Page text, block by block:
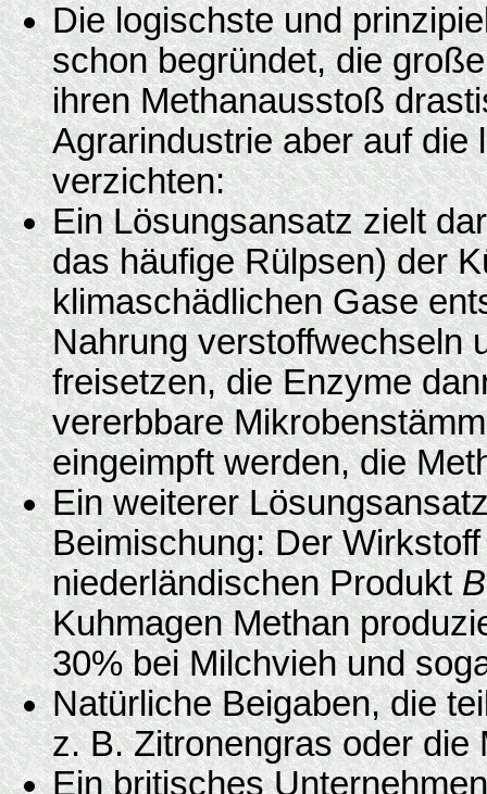
Die logischste und
schon begründet, die
ihren Methanausstoß
Agrarindustrie aber auf die
verzichten:
Ein Lösungsansatz zielt
das häufige Rülpsen) der
klimaschädlichen Gase
Nahrung verstoffwechseln
freisetzen, die Enzyme
vererbbare
eingeimpft werden, die
Ein weiterer
Beimischung: Der
niederländischenProdukt
Kuhmagen Methan
30% bei Milchvieh und
Natürliche Beigaben, die
z. B. Zitronengras oder
Ein britisches